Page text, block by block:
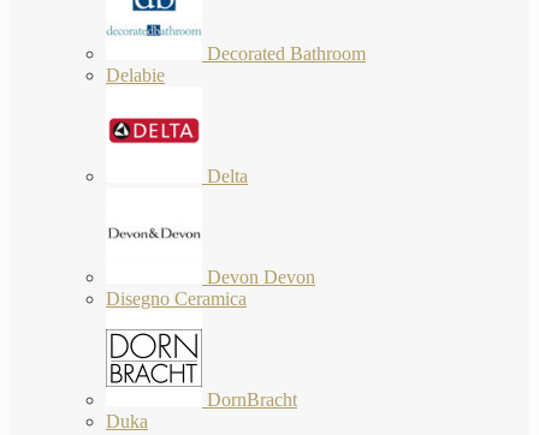
Decorated Bathroom
Delabie
Delta
Devon Devon
Disegno Ceramica
DornBracht
Duka